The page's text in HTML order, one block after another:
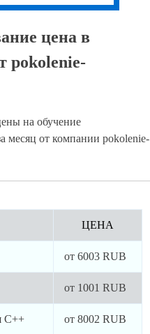
цена в
pokolenie-
на обучение
месяц от компании pokolenie-
ЦЕНА
от 6003 RUB
от 1001 RUB
C++ от 8002 RUB